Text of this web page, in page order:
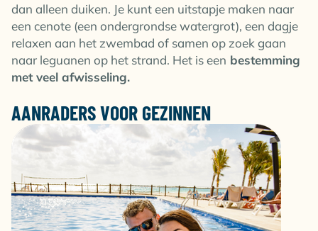
dan alleen duiken. Je kunt een uitstapje maken naar
een cenote (een ondergrondse watergrot), een dagje
relaxen aan het zwembad of samen op zoek gaan
naar leguanen op het strand. Het is een bestemming
met veel afwisseling.
AANRADERS VOOR GEZINNEN